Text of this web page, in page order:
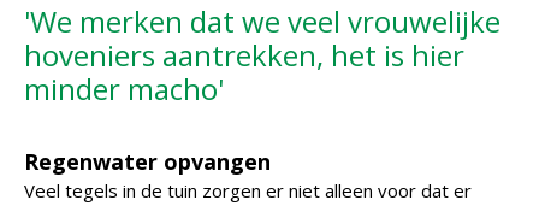
'We merken dat we veel vrouwelijke
hoveniers aantrekken, het is hier
minder macho'
Regenwater opvangen
Veel tegels in de tuin zorgen er niet alleen voor dat er